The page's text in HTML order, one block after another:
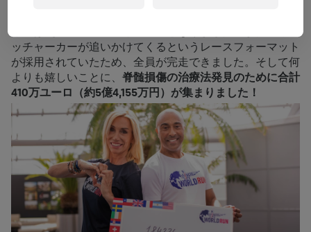
ッチャーカーが追いかけてくるというレースフォーマット
が採用されていたため、全員が完走できました。そして何
よりも嬉しいことに、 脊髄損傷の治療法発見のために合計
410万ユーロ（約5億4,155万円）が集まりました！